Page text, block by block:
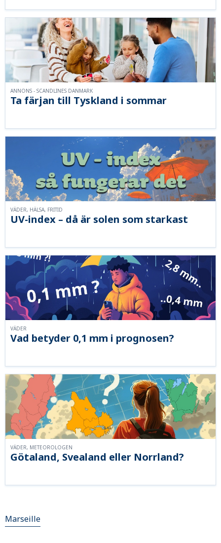
Ta färjan till Tyskland i sommar
ANNONS - SCANDLINES DANMARK
UV-index – då är solen som starkast
VÄDER, HÄLSA, FRITID
Vad betyder 0,1 mm i prognosen?
VÄDER
Götaland, Svealand eller Norrland?
VÄDER, METEOROLOGEN
Marseille